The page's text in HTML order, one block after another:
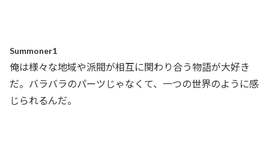
Summoner1
俺は様々な地域や派閥が相互に関わり合う物語が大好き
だ。バラバラのパーツじゃなくて、一つの世界のように感
じられるんだ。